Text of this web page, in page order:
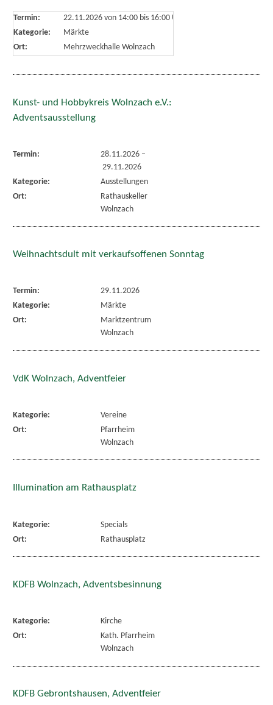
Termin: 22.11.2026 von 14:00bis 16:00 Uhr
Kategorie:
Märkte
Ort:
Mehrzweckhalle Wolnzach
Kunst- und Hobbykreis Wolnzach e.V.:
Adventsausstellung
Termin: 28.11.2026–
29.11.2026
Kategorie:
Ausstellungen
Ort:
Rathauskeller
Wolnzach
Weihnachtsdult mit verkaufsoffenen Sonntag
Termin:
29.11.2026
Kategorie:
Märkte
Ort:
Marktzentrum
Wolnzach
VdK Wolnzach, Adventfeier
Kategorie:
Vereine
Ort:
Pfarrheim
Wolnzach
Illumination am Rathausplatz
Kategorie:
Specials
Ort:
Rathausplatz
KDFB Wolnzach, Adventsbesinnung
Kategorie:
Kirche
Ort:
Kath. Pfarrheim
Wolnzach
KDFB Gebrontshausen, Adventfeier